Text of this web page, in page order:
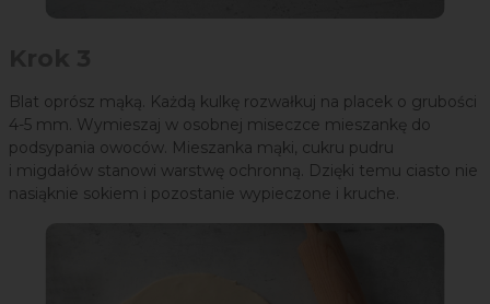
Blat oprósz mąką. Każdą kulkę rozwałkuj na placek o grubości
4-5 mm. Wymieszaj w osobnej miseczce mieszankę do
podsypania owoców. Mieszanka mąki, cukru pudru
i migdałów stanowi warstwę ochronną. Dzięki temu ciasto nie
nasiąknie sokiem i pozostanie wypieczone i kruche.